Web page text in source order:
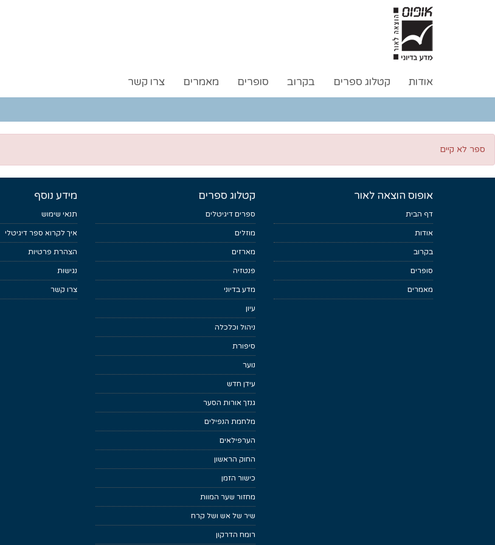
אודות קטלוג ספרים בקרוב סופרים מאמרים צרו קשר
ספר לא קיים
אופוס הוצאה לאור
דף הבית
אודות
בקרוב
סופרים
מאמרים
קטלוג ספרים
ספרים דיגיטלים
מוזלים
מארזים
פנטזיה
מדע בדיוני
עיון
ניהול וכלכלה
סיפורת
נוער
עידן חדש
גנזך אורות הסער
מלחמת הנפילים
הערפילאים
החוק הראשון
כישור הזמן
מחזור שער המוות
שיר של אש ושל קרח
רומח הדרקון
מידע נוסף
תנאי שימוש
איך לקרוא ספר דיגיטלי
הצהרת פרטיות
נגישות
צרו קשר